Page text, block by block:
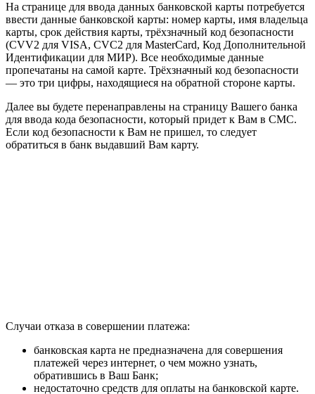
На странице для ввода данных банковской карты потребуется
ввести данные банковской карты: номер карты, имя владельца
карты, срок действия карты, трёхзначный код безопасности
(CVV2 для VISA, CVC2 для MasterCard, Код Дополнительной
Идентификации для МИР). Все необходимые данные
пропечатаны на самой карте. Трёхзначный код безопасности
— это три цифры, находящиеся на обратной стороне карты.
Далее вы будете перенаправлены на страницу Вашего банка
для ввода кода безопасности, который придет к Вам в СМС.
Если код безопасности к Вам не пришел, то следует
обратиться в банк выдавший Вам карту.
Случаи отказа в совершении платежа:
банковская карта не предназначена для совершения
платежей через интернет, о чем можно узнать,
обратившись в Ваш Банк;
недостаточно средств для оплаты на банковской карте.